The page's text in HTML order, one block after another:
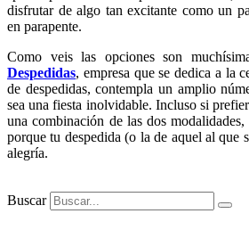
disfrutar de algo tan excitante como un
en parapente.
Como veis las opciones son
Despedidas, empresa que se dedica a la
de despedidas, contempla un amplio
sea una fiesta inolvidable. Incluso si
una combinación de las dos modalidades,
porque tu despedida (o la de aquel al que
alegría.
Buscar